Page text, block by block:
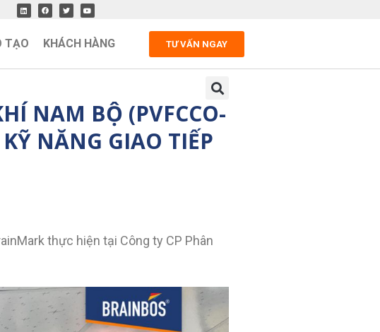
TẠO KHÁCH HÀNG TƯ VẤN NGAY
NAM BỘ (PVFCCO-
NĂNG GIAO TIẾP
thực hiện tại Công ty CP Phân